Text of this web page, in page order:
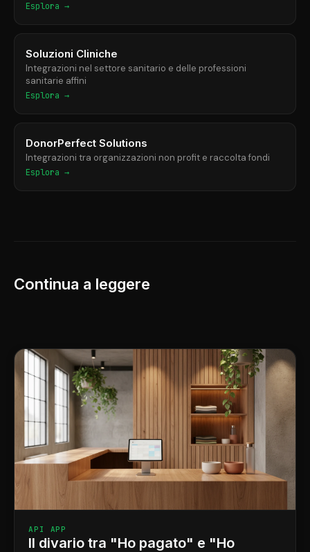
Esplora →
Soluzioni Cliniche
Integrazioni nel settore sanitario e delle professioni
sanitarie affini
Esplora →
DonorPerfect Solutions
Integrazioni tra organizzazioni non profit e raccolta fondi
Esplora →
Continua a leggere
API APP
Il divario tra "Ho pagato" e "Ho